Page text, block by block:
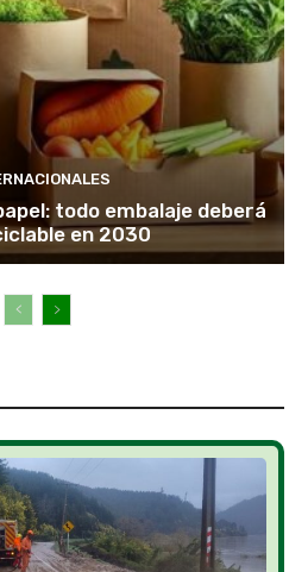
todo embalaje deberá
en 2030